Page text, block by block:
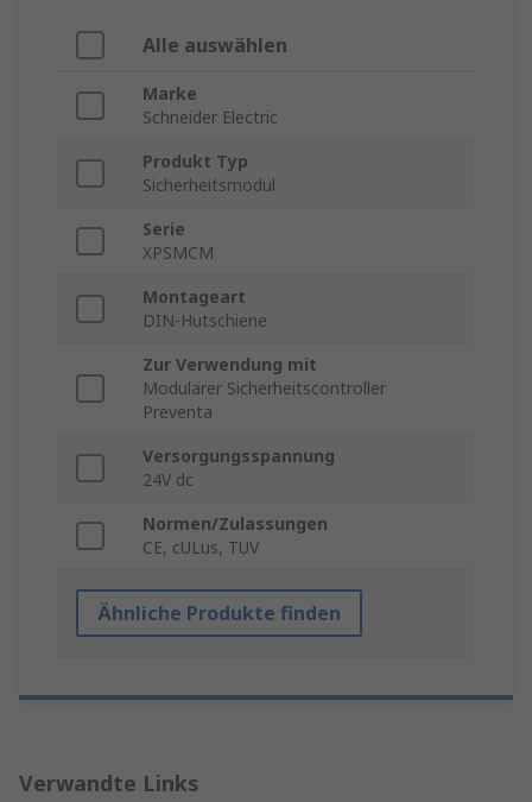
Alle auswählen
Marke
Schneider Electric
Produkt Typ
Sicherheitsmodul
Serie
XPSMCM
Montageart
DIN-Hutschiene
Zur Verwendung mit
Modularer Sicherheitscontroller
Preventa
Versorgungsspannung
24V dc
Normen/Zulassungen
CE, cULus, TUV
Ähnliche Produkte finden
Verwandte Links